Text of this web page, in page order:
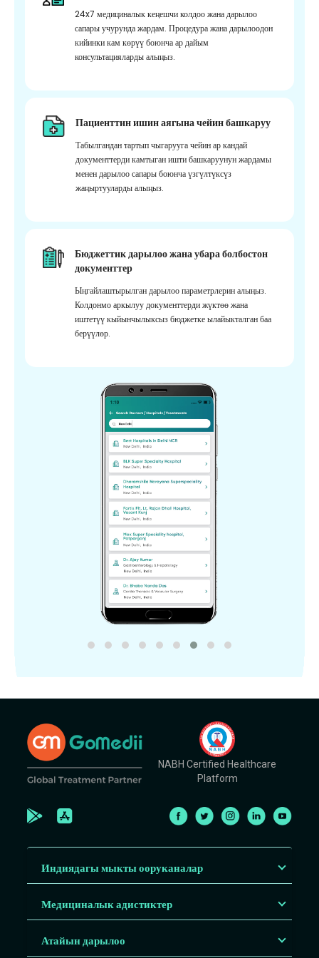
24x7 медициналык кеңешчи колдоо жана дарылоо
сапары учурунда жардам. Процедура жана дарылоодон
кийинки кам көрүү боюнча ар дайым
консультацияларды алыңыз.
Пациенттин ишин аягына чейин башкаруу
Табылгандан тартып чыгарууга чейин ар кандай
документтерди камтыган ишти башкаруунун жардамы
менен дарылоо сапары боюнча үзгүлтүксүз
жаңыртууларды алыңыз.
Бюджеттик дарылоо жана убара болбостон
документтер
Ыңгайлаштырылган дарылоо параметрлерин алыңыз.
Колдонмо аркылуу документтерди жүктөө жана
иштетүү кыйынчылыксыз бюджетке ылайыкталган баа
берүүлөр.
NABH Certified Healthcare
Platform
Индиядагы мыкты ооруканалар
Медициналык адистиктер
Атайын дарылоо